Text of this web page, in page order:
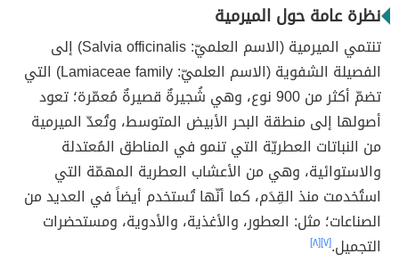
نظرة عامة حول الميرمية
تنتمي الميرمية (الاسم العلميّ: Salvia officinalis) إلى
الفصيلة الشفوية (الاسم العلميّ: Lamiaceae family) التي
تضمّ أكثر من 900 نوع، وهي شُجيرةٌ قصيرةٌ مُعمّرة؛ تعود
أصولها إلى منطقة البحر الأبيض المتوسط، وتُعدّ الميرمية
من النباتات العطريّة التي تنمو في المناطق المُعتدلة
والاستوائية، وهي من الأعشاب العطرية المهمّة التي
استُخدمت منذ القِدَم، كما أنّها تُستخدم أيضاً في العديد من
الصناعات؛ مثل: العطور، والأغذية، والأدوية، ومستحضرات
التجميل.[٧] [٨]